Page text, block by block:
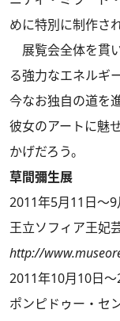
めに特別に制作さ
展覧会全体を貫
る強力なエネルギ
今なお独自の道を
彼女のアートに魅
かげだろう。
草間彌生展
2011年5月11日～9
王立ソフィア王妃
http://
2011年10月10日
ポンピドゥー・セ